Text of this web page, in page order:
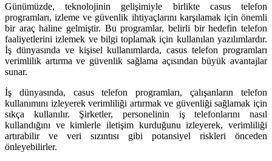
Günümüzde, teknolojinin gelişimiyle birlikte casus telefon
programları, izleme ve güvenlik ihtiyaçlarını karşılamak için önemli
bir araç haline gelmiştir. Bu programlar, belirli bir hedefin telefon
faaliyetlerini izlemek ve bilgi toplamak için kullanılan yazılımlardır.
İş dünyasında ve kişisel kullanımlarda, casus telefon programları
verimlilik artırma ve güvenlik sağlama açısından büyük avantajlar
sunar.
İş dünyasında, casus telefon programları, çalışanların telefon
kullanımını izleyerek verimliliği artırmak ve güvenliği sağlamak için
sıkça kullanılır. Şirketler, personelinin iş telefonlarını nasıl
kullandığını ve kimlerle iletişim kurduğunu izleyerek, verimliliği
artırabilir ve veri sızıntısı gibi potansiyel riskleri önceden
önleyebilirler.